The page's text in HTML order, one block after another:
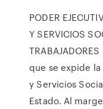
PODER
Y SERVICIOS
que se expide
y Servicios
Estado. Al